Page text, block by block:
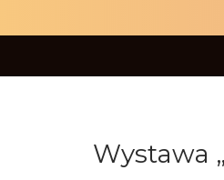
Wystawa